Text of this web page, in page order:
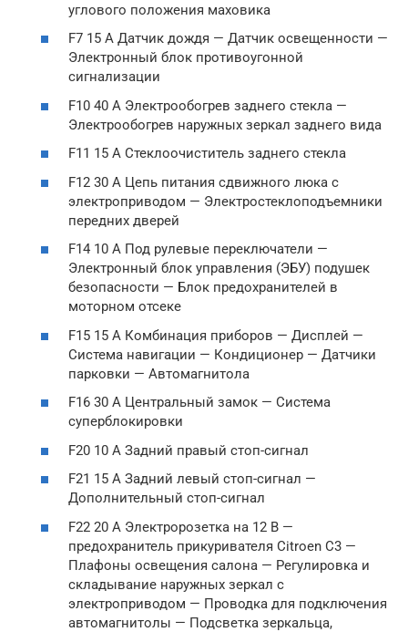
углового положения маховика
F7 15 А Датчик дождя — Датчик освещенности —
Электронный блок противоугонной
сигнализации
F10 40 А Электрообогрев заднего стекла —
Электрообогрев наружных зеркал заднего вида
F11 15 А Стеклоочиститель заднего стекла
F12 30 А Цепь питания сдвижного люка с
электроприводом — Электростеклоподъемники
передних дверей
F14 10 А Под рулевые переключатели —
Электронный блок управления (ЭБУ) подушек
безопасности — Блок предохранителей в
моторном отсеке
F15 15 А Комбинация приборов — Дисплей —
Система навигации — Кондиционер — Датчики
парковки — Автомагнитола
F16 30 А Центральный замок — Система
суперблокировки
F20 10 А Задний правый стоп-сигнал
F21 15 А Задний левый стоп-сигнал —
Дополнительный стоп-сигнал
F22 20 А Электророзетка на 12 В —
предохранитель прикуривателя Citroen C3 —
Плафоны освещения салона — Регулировка и
складывание наружных зеркал с
электроприводом — Проводка для подключения
автомагнитолы — Подсветка зеркальца,